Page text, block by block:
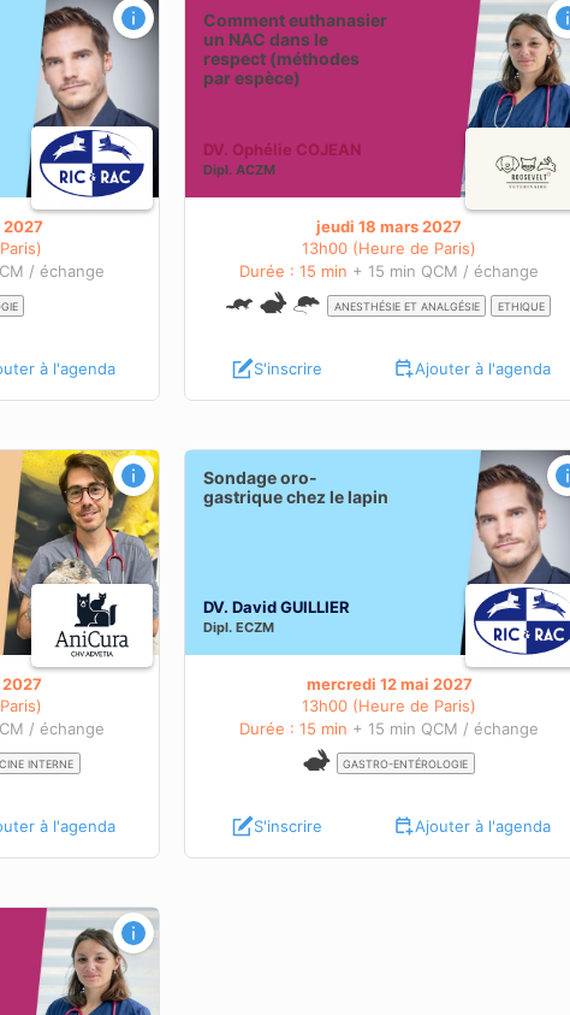
2027
/ échange
à l'agenda
Comment euthanasier
un NAC dans le
respect (méthodes
par espèce)
DV. Ophélie COJEAN
Dipl.ACZM
jeudi 18 mars 2027
13h00 (Heure de Paris)
Durée : 15 min + 15 min QCM / échange
ANESTHÉSIE ET ANALGÉSIE ETHIQUE
dans le
S'inscrire Ajouter à l'agenda
Uvéite du lapin : causes et prise en charge
OBJECTIFS PÉDAGOGIQUES
BIENTÔT DISPONIBLES
webconférence
/ échange
INTERNE
à l'agenda
Sondage oro-
gastrique chez le lapin
DV. David GUILLIER
Dipl.ECZM
mercredi 12 mai 2027
13h00 (Heure de Paris)
Durée : 15 min + 15 min QCM / échange
GASTRO-ENTÉROLOGIE
le lapin
S'inscrire Ajouter à l'agenda
Mise à jour sur l’apicectomie chez les
cobayes et les lapins : l’utilisation du
piezoélectrique est-elle une option ?
En savoir plus sur cette
webconférence